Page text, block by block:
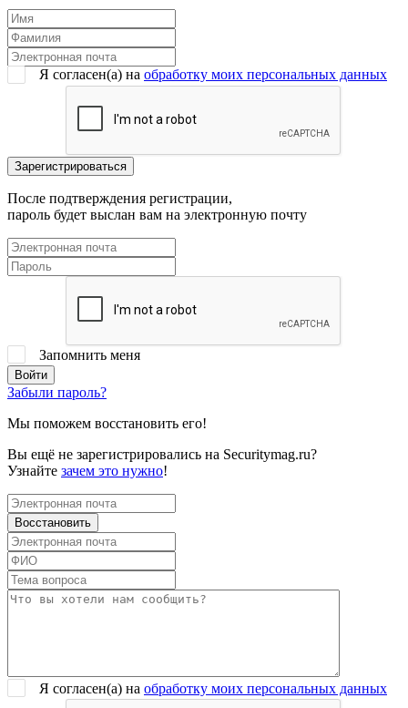
Я согласен(a) на обработку моих персональных данных
После подтверждения регистрации,
пароль будет выслан вам на электронную почту
Запомнить меня
Забыли пароль?
Мы поможем восстановить его!
Вы ещё не зарегистрировались на Securitymag.ru?
Узнайте зачем это нужно!
Я согласен(a) на обработку моих персональных данных